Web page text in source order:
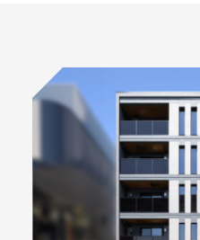
社⻑ブログ
会社情報
代表メッセージ